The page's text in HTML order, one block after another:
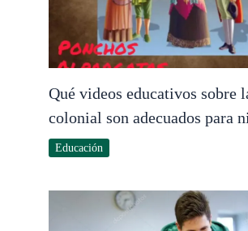
Qué videos educativos sobre
colonial son adecuados para
Educación